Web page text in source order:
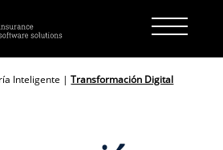
Inteligente |Transformación Digital